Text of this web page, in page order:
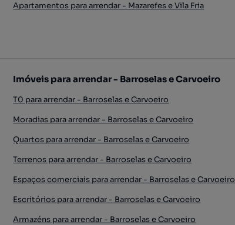
Apartamentos para arrendar - Mazarefes e Vila Fria
Imóveis para arrendar - Barroselas e Carvoeiro
T0 para arrendar - Barroselas e Carvoeiro
Moradias para arrendar - Barroselas e Carvoeiro
Quartos para arrendar - Barroselas e Carvoeiro
Terrenos para arrendar - Barroselas e Carvoeiro
Espaços comerciais para arrendar - Barroselas e Carvoeiro
Escritórios para arrendar - Barroselas e Carvoeiro
Armazéns para arrendar - Barroselas e Carvoeiro